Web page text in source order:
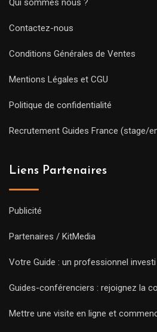
Contactez-nous
Conditions Générales de Ventes
Mentions Légales et CGU
Politique de confidentialité
Recrutement Guides France (stage/
Liens Partenaires
Publicité
Partenaires / KitMedia
Votre Guide : un professionnel investi
Guides-conférenciers : rejoignez la
Mettre une visite en ligne et